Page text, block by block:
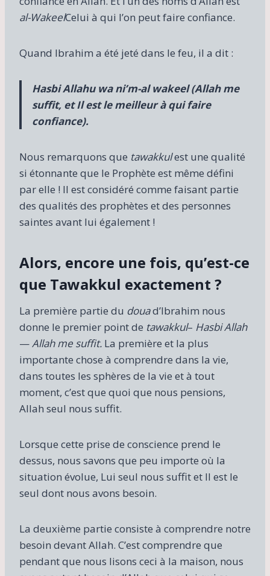
al-WakeelCelui à qui l’on peut faire confiance.
Quand Ibrahim a été jeté dans le feu, il a dit :
Hasbi Allahu wa ni’m-al wakeel (Allah me
suffit, et Il est le meilleur à qui faire
confiance).
Nous remarquons que tawakkulest une qualité
si étonnante que le Prophète est même défini
par elle ! Il est considéré comme faisant partie
des qualités des prophètes et des personnes
saintes avant lui également !
Alors, encore une fois, qu’est-ce
que Tawakkul exactement ?
La première partie du douad’Ibrahim nous
donne le premier point de tawakkul– Hasbi Allah
—Allah me suffit. La première et la plus
importante chose à comprendre dans la vie,
dans toutes les sphères de la vie et à tout
moment, c’est que quoi que nous pensions,
Allah seul nous suffit.
Lorsque cette prise de conscience prend le
dessus, nous savons que peu importe où la
situation évolue, Lui seul nous suffit et Il est le
seul dont nous avons besoin.
La deuxième partie consiste à comprendre notre
besoin devant Allah. C’est comprendre que
pendant que nous lisons ceci à la maison, nous